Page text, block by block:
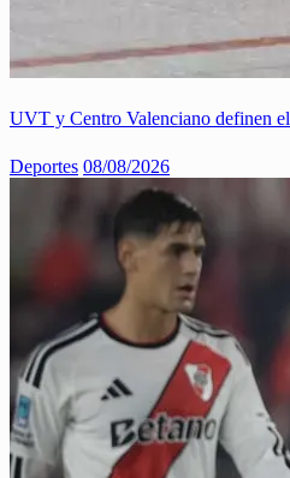
UVT y Centro Valenciano definen el
Deportes 08/08/2026